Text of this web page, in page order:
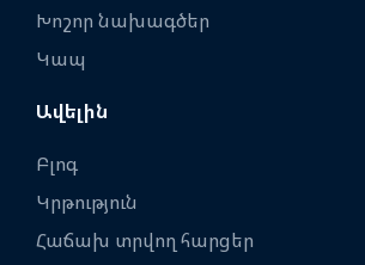
Խոշոր նախագծեր
Կապ
Ավելին
Բլոգ
Կրթություն
Հաճախ տրվող հարցեր